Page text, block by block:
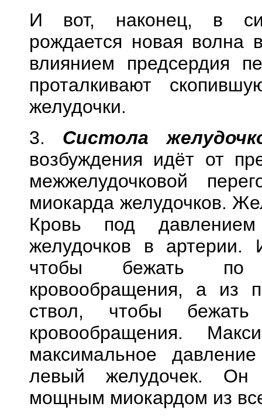
И вот, наконец, в
рождается новая волна
влиянием предсердия
проталкивают
желудочки.
3. Систола
возбуждения идёт от
межжелудочковой
миокарда желудочков.
Кровь под
желудочков в
чтобы бежать по
кровообращения, а из
ствол, чтобы
кровообращения.
максимальное
левый желудочек. Он
мощным миокардом из